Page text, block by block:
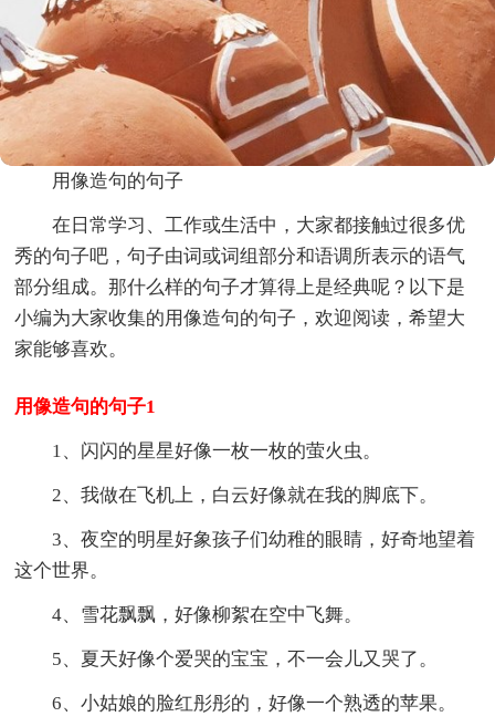
用像造句的句子
在日常学习、工作或生活中，大家都接触过很多优
秀的句子吧，句子由词或词组部分和语调所表示的语气
部分组成。那什么样的句子才算得上是经典呢？以下是
小编为大家收集的用像造句的句子，欢迎阅读，希望大
家能够喜欢。
用像造句的句子1
1、闪闪的星星好像一枚一枚的萤火虫。
2、我做在飞机上，白云好像就在我的脚底下。
3、夜空的明星好象孩子们幼稚的眼睛，好奇地望着
这个世界。
4、雪花飘飘，好像柳絮在空中飞舞。
5、夏天好像个爱哭的宝宝，不一会儿又哭了。
6、小姑娘的脸红彤彤的，好像一个熟透的苹果。